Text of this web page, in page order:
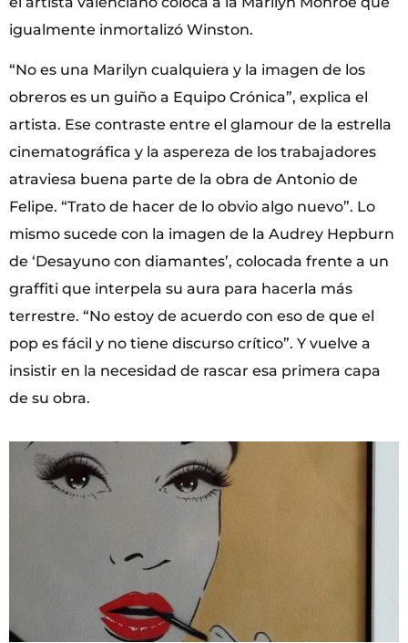
igualmente inmortalizó Winston.
“No es una Marilyn cualquiera y la imagen de los
obreros es un guiño a Equipo Crónica”, explica el
artista. Ese contraste entre el glamour de la estrella
cinematográfica y la aspereza de los trabajadores
atraviesa buena parte de la obra de Antonio de
Felipe. “Trato de hacer de lo obvio algo nuevo”. Lo
mismo sucede con la imagen de la Audrey Hepburn
de ‘Desayuno con diamantes’, colocada frente a un
graffiti que interpela su aura para hacerla más
terrestre. “No estoy de acuerdo con eso de que el
pop es fácil y no tiene discurso crítico”. Y vuelve a
insistir en la necesidad de rascar esa primera capa
de su obra.